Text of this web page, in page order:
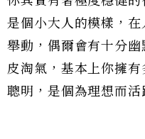
是個小大人的模樣，
舉動，偶爾會有十分
皮淘氣，基本上你擁
聰明，是個為理想而活